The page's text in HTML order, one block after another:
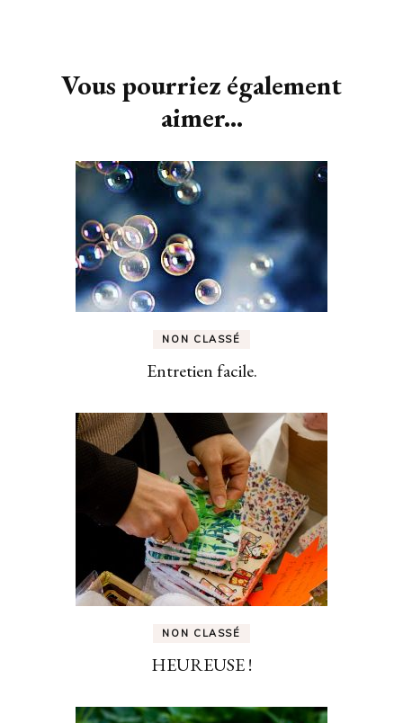
d'article
Vous pourriez également
aimer...
NON CLASSÉ
Entretien facile.
NON CLASSÉ
HEUREUSE !